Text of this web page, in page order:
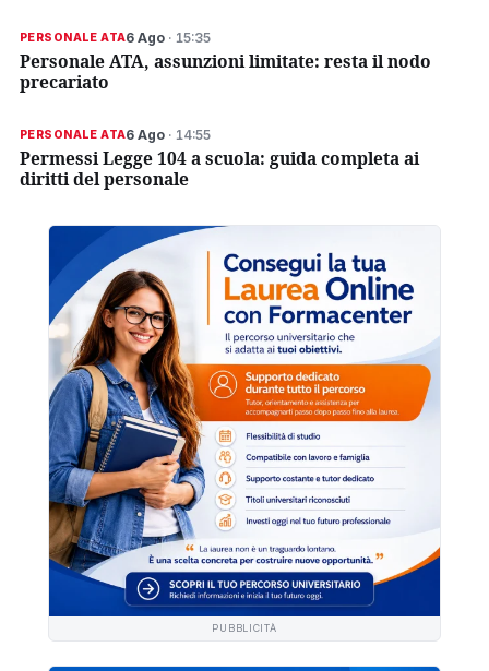
PERSONALE ATA6 Ago · 15:35
Personale ATA, assunzioni limitate: resta il nodo
precariato
PERSONALE ATA6 Ago · 14:55
Permessi Legge 104 a scuola: guida completa ai
diritti del personale
PUBBLICITÀ